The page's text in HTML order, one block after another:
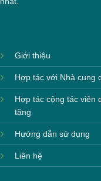
Giới thiệu
Hợp tác với Nhà cung
Hợp tác cộng tác viên
tặng
Hướng dẫn sử dụng
Liên hệ